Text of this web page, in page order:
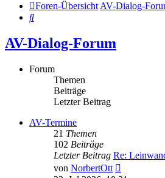
Foren-ÜbersichtAV-Dialog-
Suche
AV-Dialog-Forum
Forum
Themen
Beiträge
Letzter Beitrag
AV-Termine
21 Themen
102 Beiträge
Letzter Beitrag Re:
von NorbertOtt